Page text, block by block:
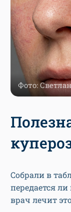
Фото:
Собрали в
передается
врач лечит